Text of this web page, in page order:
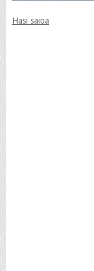
Hasi saioa